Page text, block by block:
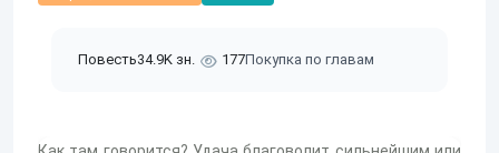
Повесть34.9K зн. 177Покупка по главам